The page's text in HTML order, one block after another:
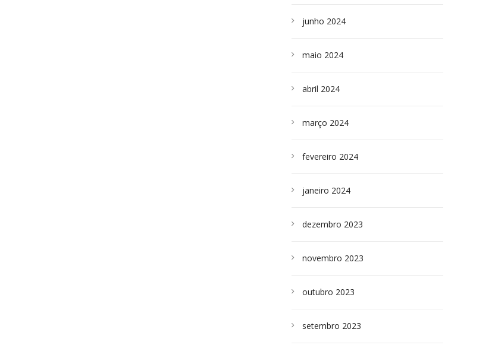
junho 2024
maio 2024
abril 2024
março 2024
fevereiro 2024
janeiro 2024
dezembro 2023
novembro 2023
outubro 2023
setembro 2023